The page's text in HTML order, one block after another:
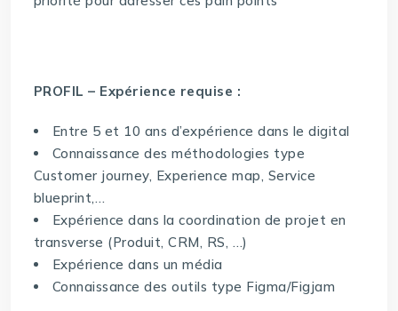
PROFIL – Expérience requise :
Entre 5 et 10 ans d’expérience dans le digital
Connaissance des méthodologies type
Customer journey, Experience map, Service
blueprint,…
Expérience dans la coordination de projet en
transverse (Produit, CRM, RS, …)
Expérience dans un média
Connaissance des outils type Figma/Figjam